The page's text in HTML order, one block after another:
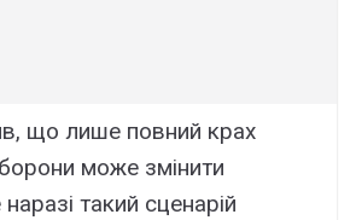
що лише повний крах
може змінити
такий сценарій